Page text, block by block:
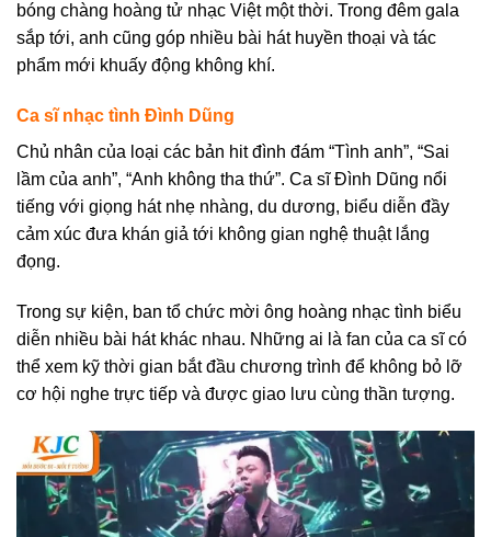
bóng chàng hoàng tử nhạc Việt một thời. Trong đêm gala
sắp tới, anh cũng góp nhiều bài hát huyền thoại và tác
phẩm mới khuấy động không khí.
Ca sĩ nhạc tình Đình Dũng
Chủ nhân của loại các bản hit đình đám “Tình anh”, “Sai
lầm của anh”, “Anh không tha thứ”. Ca sĩ Đình Dũng nổi
tiếng với giọng hát nhẹ nhàng, du dương, biểu diễn đầy
cảm xúc đưa khán giả tới không gian nghệ thuật lắng
đọng.
Trong sự kiện, ban tổ chức mời ông hoàng nhạc tình biểu
diễn nhiều bài hát khác nhau. Những ai là fan của ca sĩ có
thể xem kỹ thời gian bắt đầu chương trình để không bỏ lỡ
cơ hội nghe trực tiếp và được giao lưu cùng thần tượng.